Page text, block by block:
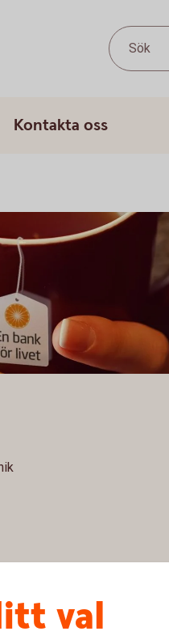
Sök
Kontakta oss
val